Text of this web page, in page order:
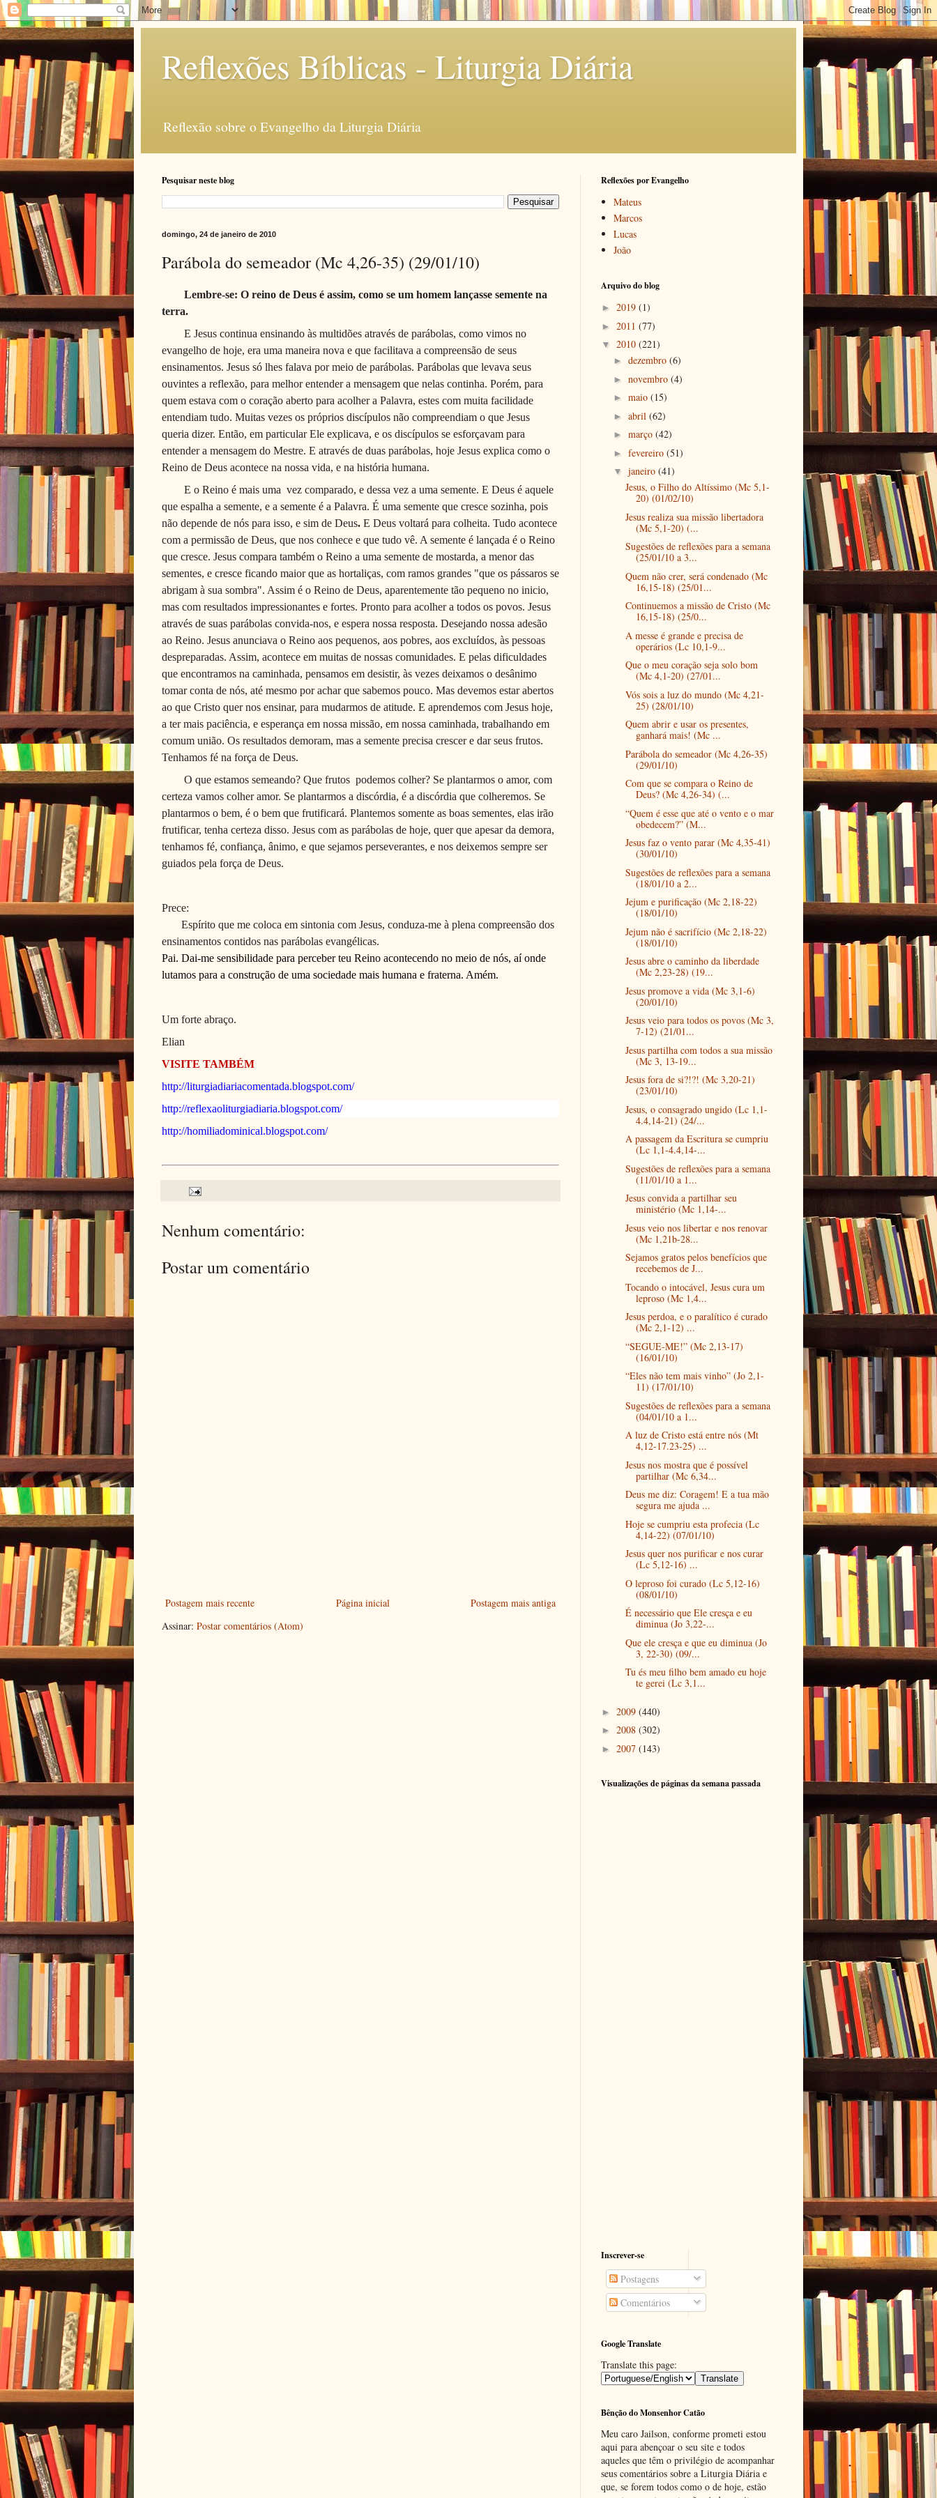
Reflexões Bíblicas - Liturgia Diária
Reflexão sobre o Evangelho da Liturgia Diária
Pesquisar neste blog
domingo, 24 de janeiro de 2010
Parábola do semeador (Mc 4,26-35) (29/01/10)
Lembre-se: O reino de Deus é assim, como se um homem lançasse semente na
terra.
E Jesus continua ensinando às multidões através de parábolas, como vimos no
evangelho de hoje, era uma maneira nova e que facilitava a compreensão de seus
ensinamentos. Jesus só lhes falava por meio de parábolas. Parábolas que levava seus
ouvintes a reflexão, para melhor entender a mensagem que nelas continha. Porém, para
quem estava com o coração aberto para acolher a Palavra, estes com muita facilidade
entendiam tudo. Muitas vezes os próprios discípulos não compreendiam o que Jesus
queria dizer. Então, em particular Ele explicava, e os discípulos se esforçavam para
entender a mensagem do Mestre. E através de duas parábolas, hoje Jesus explica como o
Reino de Deus acontece na nossa vida, e na história humana.
E o Reino é mais uma vez comparado, e dessa vez a uma semente. E Deus é aquele
que espalha a semente, e a semente é a Palavra. É uma semente que cresce sozinha, pois
não depende de nós para isso, e sim de Deus. E Deus voltará para colheita. Tudo acontece
com a permissão de Deus, que nos conhece e que tudo vê. A semente é lançada é o Reino
que cresce. Jesus compara também o Reino a uma semente de mostarda, a menor das
sementes, e cresce ficando maior que as hortaliças, com ramos grandes "que os pássaros se
abrigam à sua sombra". Assim é o Reino de Deus, aparentemente tão pequeno no inicio,
mas com resultados impressionantes e fortes. Pronto para acolher a todos os povos. Jesus
através de suas parábolas convida-nos, e espera nossa resposta. Desejando nossa adesão
ao Reino. Jesus anunciava o Reino aos pequenos, aos pobres, aos excluídos, às pessoas
despreparadas. Assim, acontece em muitas de nossas comunidades. E pelas dificuldades
que encontramos na caminhada, pensamos em desistir, às vezes deixamos o desânimo
tomar conta de nós, até mesmo por achar que sabemos pouco. Mas devemos estar abertos
ao que Cristo quer nos ensinar, para mudarmos de atitude. E aprendemos com Jesus hoje,
a ter mais paciência, e esperança em nossa missão, em nossa caminhada, trabalhando em
comum união. Os resultados demoram, mas a semente precisa crescer e dar seus frutos.
Tenhamos fé na força de Deus.
O que estamos semeando? Que frutos podemos colher? Se plantarmos o amor, com
certeza vamos colher amor. Se plantarmos a discórdia, é a discórdia que colheremos. Se
plantarmos o bem, é o bem que frutificará. Plantemos somente as boas sementes, elas irão
frutificar, tenha certeza disso. Jesus com as parábolas de hoje, quer que apesar da demora,
tenhamos fé, confiança, ânimo, e que sejamos perseverantes, e nos deixemos sempre ser
guiados pela força de Deus.
Prece:
Espírito que me coloca em sintonia com Jesus, conduza-me à plena compreensão dos
ensinamentos contidos nas parábolas evangélicas.
Pai. Dai-me sensibilidade para perceber teu Reino acontecendo no meio de nós, aí onde
lutamos para a construção de uma sociedade mais humana e fraterna. Amém.
Um forte abraço.
Elian
VISITE TAMBÉM
http://liturgiadiariacomentada.blogspot.com/
http://reflexaoliturgiadiaria.blogspot.com/
http://homiliadominical.blogspot.com/
Nenhum comentário:
Postar um comentário
Postagem mais recente Postagem mais antiga
Página inicial
Assinar: Postar comentários (Atom)
Reflexões por Evangelho
Mateus
Marcos
Lucas
João
Arquivo do blog
► 2019 (1)
► 2011 (77)
▼ 2010 (221)
► dezembro (6)
► novembro (4)
► maio (15)
► abril (62)
► março (42)
► fevereiro (51)
▼ janeiro (41)
Jesus, o Filho do Altíssimo (Mc 5,1-
20) (01/02/10)
Jesus realiza sua missão libertadora
(Mc 5,1-20) (...
Sugestões de reflexões para a semana
(25/01/10 a 3...
Quem não crer, será condenado (Mc
16,15-18) (25/01...
Continuemos a missão de Cristo (Mc
16,15-18) (25/0...
A messe é grande e precisa de
operários (Lc 10,1-9...
Que o meu coração seja solo bom
(Mc 4,1-20) (27/01...
Vós sois a luz do mundo (Mc 4,21-
25) (28/01/10)
Quem abrir e usar os presentes,
ganhará mais! (Mc ...
Parábola do semeador (Mc 4,26-35)
(29/01/10)
Com que se compara o Reino de
Deus? (Mc 4,26-34) (...
“Quem é esse que até o vento e o mar
obedecem?” (M...
Jesus faz o vento parar (Mc 4,35-41)
(30/01/10)
Sugestões de reflexões para a semana
(18/01/10 a 2...
Jejum e purificação (Mc 2,18-22)
(18/01/10)
Jejum não é sacrifício (Mc 2,18-22)
(18/01/10)
Jesus abre o caminho da liberdade
(Mc 2,23-28) (19...
Jesus promove a vida (Mc 3,1-6)
(20/01/10)
Jesus veio para todos os povos (Mc 3,
7-12) (21/01...
Jesus partilha com todos a sua missão
(Mc 3, 13-19...
Jesus fora de si?!?! (Mc 3,20-21)
(23/01/10)
Jesus, o consagrado ungido (Lc 1,1-
4.4,14-21) (24/...
A passagem da Escritura se cumpriu
(Lc 1,1-4.4,14-...
Sugestões de reflexões para a semana
(11/01/10 a 1...
Jesus convida a partilhar seu
ministério (Mc 1,14-...
Jesus veio nos libertar e nos renovar
(Mc 1,21b-28...
Sejamos gratos pelos benefícios que
recebemos de J...
Tocando o intocável, Jesus cura um
leproso (Mc 1,4...
Jesus perdoa, e o paralítico é curado
(Mc 2,1-12) ...
“SEGUE-ME!” (Mc 2,13-17)
(16/01/10)
“Eles não tem mais vinho” (Jo 2,1-
11) (17/01/10)
Sugestões de reflexões para a semana
(04/01/10 a 1...
A luz de Cristo está entre nós (Mt
4,12-17.23-25) ...
Jesus nos mostra que é possível
partilhar (Mc 6,34...
Deus me diz: Coragem! E a tua mão
segura me ajuda ...
Hoje se cumpriu esta profecia (Lc
4,14-22) (07/01/10)
Jesus quer nos purificar e nos curar
(Lc 5,12-16) ...
O leproso foi curado (Lc 5,12-16)
(08/01/10)
É necessário que Ele cresça e eu
diminua (Jo 3,22-...
Que ele cresça e que eu diminua (Jo
3, 22-30) (09/...
Tu és meu filho bem amado eu hoje
te gerei (Lc 3,1...
► 2009 (440)
► 2008 (302)
► 2007 (143)
Visualizações de páginas da semana passada
Inscrever-se
Postagens
Comentários
Google Translate
Translate this page:
Bênção do Monsenhor Catão
Meu caro Jailson, conforme prometi estou
aqui para abençoar o seu site e todos
aqueles que têm o privilégio de acompanhar
seus comentários sobre a Liturgia Diária e
que, se forem todos como o de hoje, estão